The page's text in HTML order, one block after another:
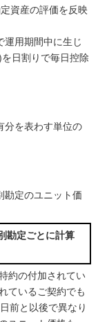
資産の評価を反映
運用期間中に生じ
日割りで毎日控除
分を表わす単位の
勘定のユニット価
勘定ごとに計算
約の付加されてい
ているご契約でも
前と以後で異なり